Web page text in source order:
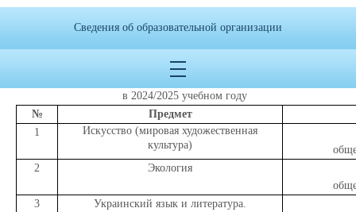
ГРАФИК
проведенияшкольного этапавсероссийской олимпиады
в общеобразовательных учреждениях Сакского района
Республики Крым
в 2024/2025 учебном году
№
Предмет
1
Искусство (мировая художественная
культура)
2
Экология
3
Украинский язык и литература.
Сведения об образовательной организации